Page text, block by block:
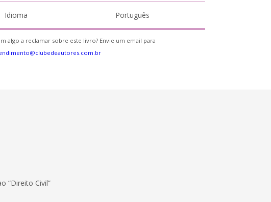
Idioma Português
algo a reclamar sobre este livro? Envie um email para
“Direito Civil”